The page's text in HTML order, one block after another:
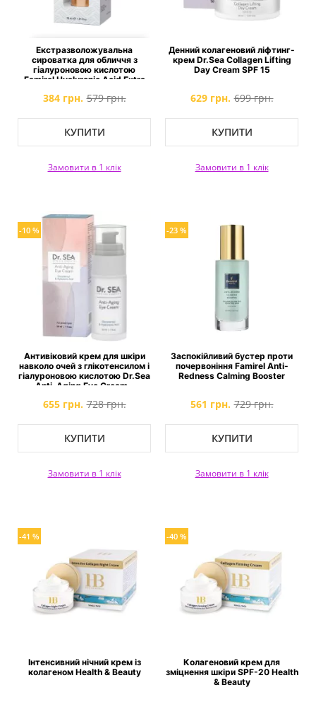
Екстразволожувальна
сироватка для обличчя з
гіалуроновою кислотою
Famirel Hyaluronic Acid Extra
384 грн. 579 грн.
КУПИТИ
Замовити в 1 клік
Денний колагеновий ліфтинг-
крем Dr.Sea Collagen Lifting
Day Cream SPF 15
629 грн. 699 грн.
КУПИТИ
Замовити в 1 клік
-10 %
Антивіковий крем для шкіри
навколо очей з глікотенсилом і
гіалуроновою кислотою Dr.Sea
Anti-Aging Eye Cream -
655 грн. 728 грн.
КУПИТИ
Замовити в 1 клік
-23 %
Заспокійливий бустер проти
почервоніння Famirel Anti-
Redness Calming Booster
561 грн. 729 грн.
КУПИТИ
Замовити в 1 клік
-41 %
Інтенсивний нічний крем із
колагеном Health & Beauty
-40 %
Колагеновий крем для
зміцнення шкіри SPF-20 Health
& Beauty